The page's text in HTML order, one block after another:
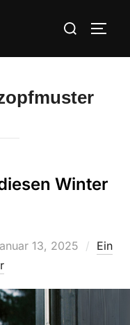
Suchen
Winter
13, 2025
Ein